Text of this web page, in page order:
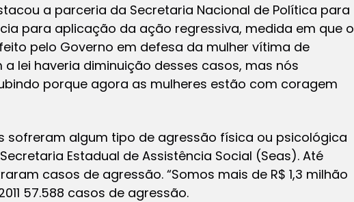
a parceria da Secretaria Nacional de Política para
para aplicação da ação regressiva, medida em que o
pelo Governo em defesa da mulher vítima de
lei haveria diminuição desses casos, mas nós
porque agora as mulheres estão com coragem
sofreram algum tipo de agressão física ou psicológica
Estadual de Assistência Social (Seas). Até
casos de agressão. “Somos mais de R$ 1,3 milhão
57.588 casos de agressão.